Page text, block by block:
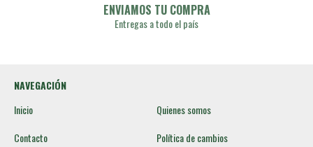
ENVIAMOS TU COMPRA
Entregas a todo el país
NAVEGACIÓN
Inicio
Quienes somos
Contacto
Política de cambios